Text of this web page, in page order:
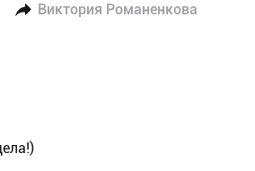
Виктория Романенкова